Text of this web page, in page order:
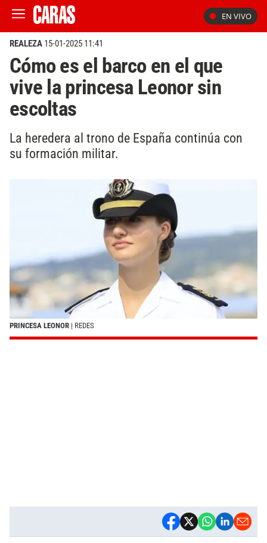
EN VIVO
REALEZA 15-01-2025 11:41
Cómo es el barco en el que
vive la princesa Leonor sin
escoltas
La heredera al trono de España continúa con
su formación militar.
PRINCESA LEONOR | REDES